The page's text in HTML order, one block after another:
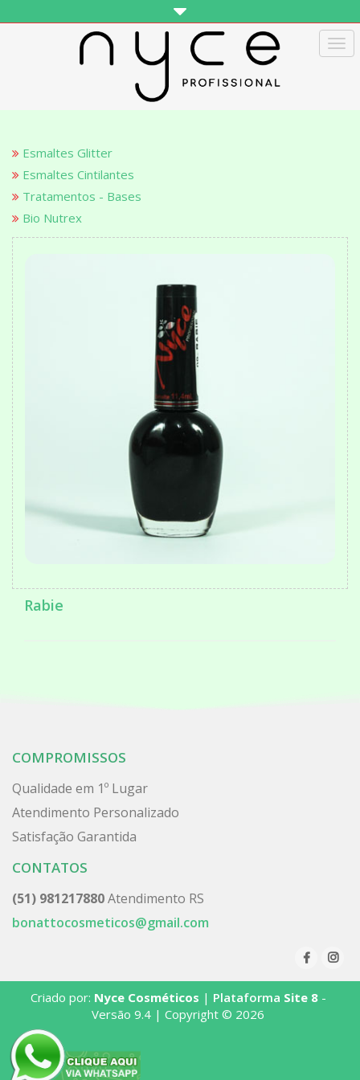
Esmaltes Glitter
Esmaltes Cintilantes
Tratamentos - Bases
Bio Nutrex
Rabie
COMPROMISSOS
Qualidade em 1º Lugar
Atendimento Personalizado
Satisfação Garantida
CONTATOS
(51) 981217880Atendimento RS
bonattocosmeticos@gmail.com
Criado por: Nyce Cosméticos | Plataforma Site 8-
Versão 9.4 | Copyright © 2026